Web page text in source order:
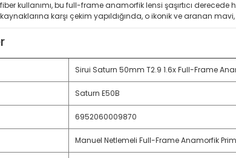
kullanımı, bu full-frame anamorfik lensi şaşırtıcı
kaynaklarına karşı çekim yapıldığında, o ikonik ve aranan
Sirui Saturn 50mm T2.9 1.6x Full-Frame
Saturn E50B
6952060009870
Manuel Netlemeli Full-Frame Anamorfik